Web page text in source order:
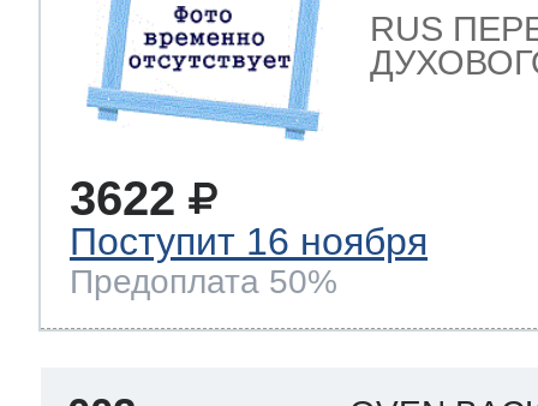
RUS
3622
Поступит 16 ноября
Предоплата 50%